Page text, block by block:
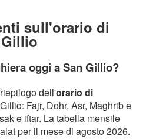
sull'orario di
oggi a San Gillio?
dell'orario di
Fajr, Dohr, Asr, Maghrib e
e iftar. La tabella mensile
per il mese di agosto 2026.